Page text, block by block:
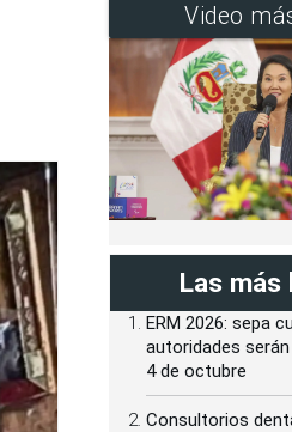
Video
Las más
ERM 2026: sepa
autoridades
4 de octubre
Consultorios